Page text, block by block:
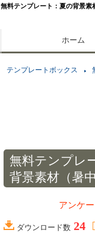
無料テンプレート：夏の背景
ホーム
テンプレートボックス
無料テンプレ
背景素材（暑
アンケ
ダウンロード数 24